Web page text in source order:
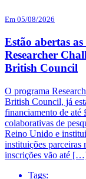
Em 05/08/2026
Estão abertas
Researcher
British Council
O programa
British Council, já
financiamento de até
colaborativas de
Reino Unido e
instituições
inscrições vão até
Tags: